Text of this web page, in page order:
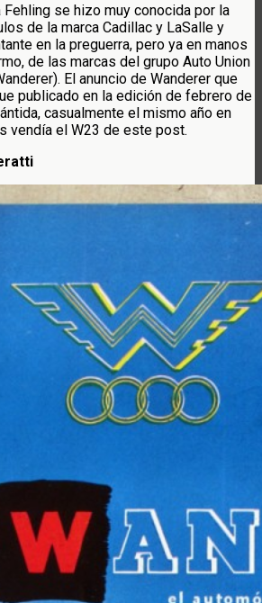
Fehling se hizo muy conocida por la
de la marca Cadillac y LaSalle y
en la preguerra, pero ya en manos
de las marcas del grupo Auto Union
El anuncio de Wanderer que
publicado en la edición de febrero de
casualmente el mismo año en
vendía el W23 de este post.